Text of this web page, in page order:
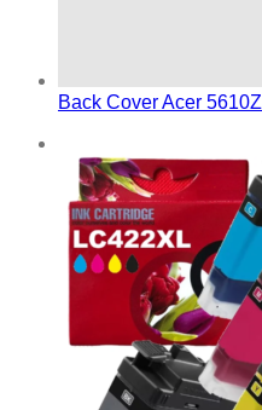
Back Cover Acer 5610Z